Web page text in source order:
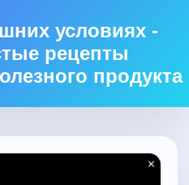
условиях -
рецепты
продукта